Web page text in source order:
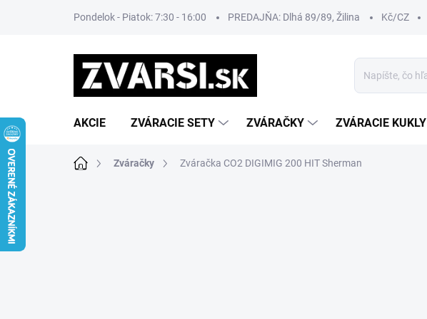
Pondelok - Piatok: 7:30 - 16:00 PREDAJŇA: Dlhá 89/89, Žilina Kč/CZ
AKCIE ZVÁRACIE SETY ZVÁRAČKY ZVÁRACIE KUKLY
DomovZváračky Zváračka CO2 DIGIMIG 200 HIT Sherman